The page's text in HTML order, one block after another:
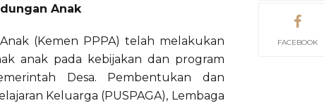
Anak
(Kemen PPPA) telah melakukan
anak pada kebijakan dan program
Desa. Pembentukan dan
Keluarga (PUSPAGA), Lembaga
FACEBOOK